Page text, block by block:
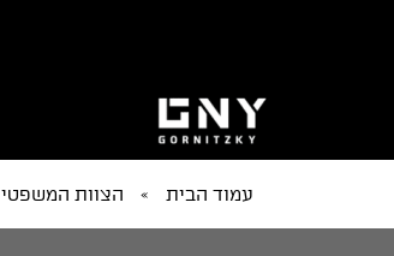
עמוד הבית » הצוות המשפטי